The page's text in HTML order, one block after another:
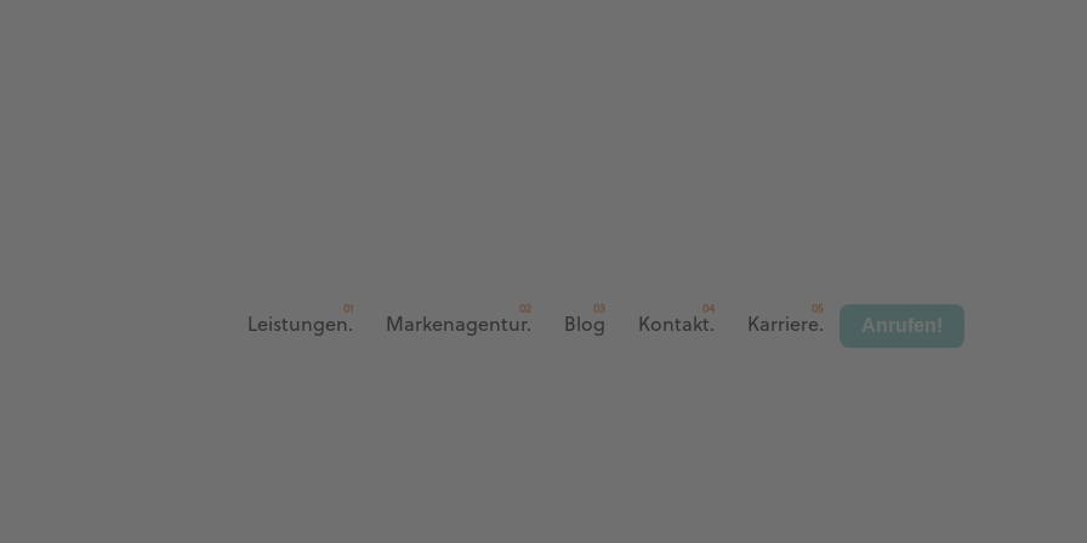
Leistungen. Markenagentur. Blog Kontakt. Karriere. Anrufen!